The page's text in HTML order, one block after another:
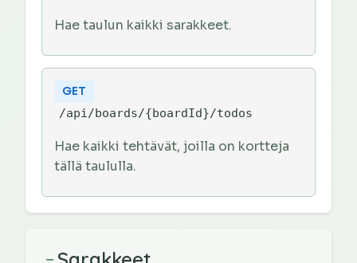
Hae taulun kaikki sarakkeet.
GET
/api/boards/{boardId}/todos
Hae kaikki tehtävät, joilla on kortteja
tällä taululla.
−